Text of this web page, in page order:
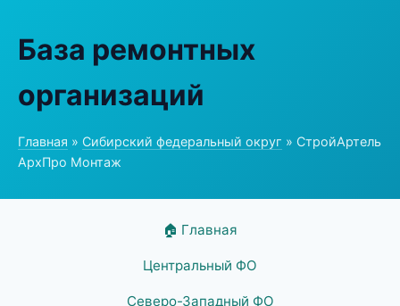
База ремонтных
организаций
Главная » Сибирский федеральный округ » СтройАртель
АрхПро Монтаж
🏠 Главная
Центральный ФО
Северо-Западный ФО